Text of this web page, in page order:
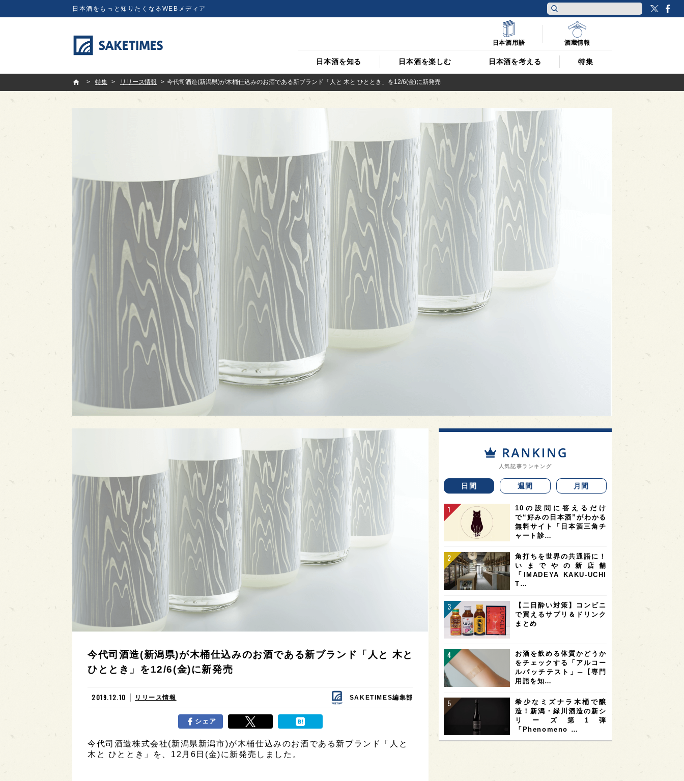
日本酒をもっと知りたくなるWEBメディア
日本酒を知る 日本酒を楽しむ 日本酒を考える 特集
日本酒用語 酒蔵情報
SAKETIMES
特集
リリース情報 今代司酒造(新潟県)が木桶仕込みのお酒である新ブランド「人と 木と ひととき」を12/6(金)に新発売
今代司酒造(新潟県)が木桶仕込みのお酒である新ブランド「人と 木と
ひととき」を12/6(金)に新発売
2019.12.10 リリース情報 SAKETIMES編集部
シェア
今代司酒造株式会社(新潟県新潟市)が木桶仕込みのお酒である新ブランド「人と
木と ひととき」を、12月6日(金)に新発売しました。
人気記事ランキング
日間 週間 月間
10の設問に答えるだけ
で“好みの日本酒”がわかる
無料サイト「日本酒三角チ
ャート診…
角打ちを世界の共通語に！
いまでやの新店舗
「IMADEYA KAKU-UCHI
T…
【二日酔い対策】コンビニ
で買えるサプリ＆ドリンク
まとめ
お酒を飲める体質かどうか
をチェックする「アルコー
ルパッチテスト」─【専門
用語を知…
希少なミズナラ木桶で醸
造！新潟・緑川酒造の新シ
リーズ第1弾
「Phenomeno …